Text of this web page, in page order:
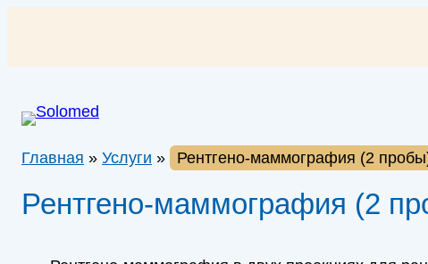
Главная » Услуги » Рентгено-маммография (2
Рентгено-маммография (2